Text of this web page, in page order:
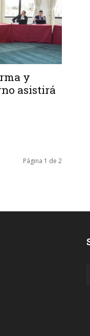
y
asistirá
Página 1 de 2